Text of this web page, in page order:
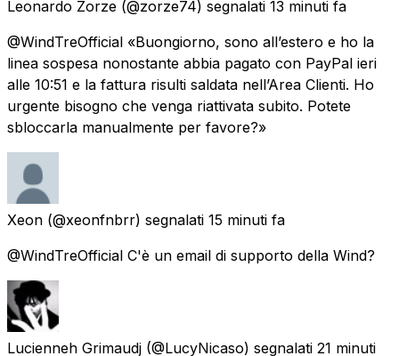
Leonardo Zorze (@zorze74) segnalati 13 minuti fa
@WindTreOfficial «Buongiorno, sono all’estero e ho la
linea sospesa nonostante abbia pagato con PayPal ieri
alle 10:51 e la fattura risulti saldata nell’Area Clienti. Ho
urgente bisogno che venga riattivata subito. Potete
sbloccarla manualmente per favore?»
Xeon (@xeonfnbrr) segnalati 15 minuti fa
@WindTreOfficial C'è un email di supporto della Wind?
Lucienneh Grimaudj (@LucyNicaso) segnalati 21 minuti